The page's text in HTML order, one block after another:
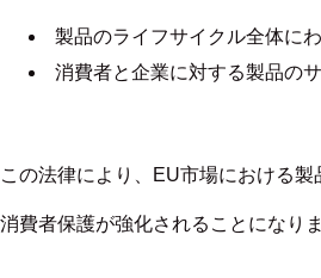
製品のライフサイクル全体に
消費者と企業に対する製品の
この法律により、EU市場における
消費者保護が強化されることになりま